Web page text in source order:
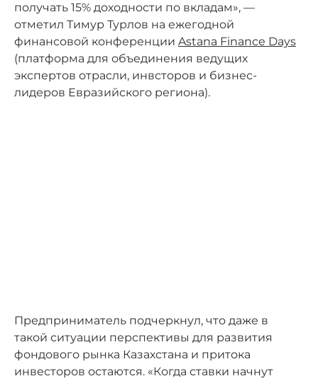
получать 15% доходности по вкладам», —
отметил Тимур Турлов на ежегодной
финансовой конференции Astana Finance Days
(платформа для объединения ведущих
экспертов отрасли, инвсторов и бизнес-
лидеров Евразийского региона).
Предприниматель подчеркнул, что даже в
такой ситуации перспективы для развития
фондового рынка Казахстана и притока
инвесторов остаются. «Когда ставки начнут